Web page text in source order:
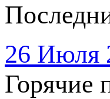
26 Июля
Горячие